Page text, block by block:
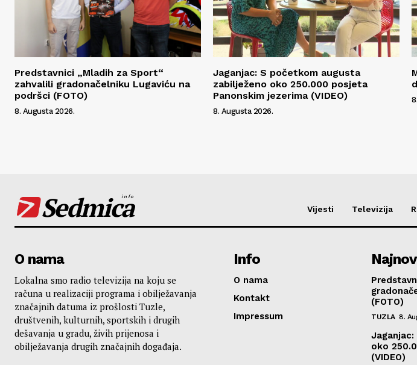
Predstavnici „Mladih za Sport“
zahvalili gradonačelniku Lugaviću na
podršci (FOTO)
8. Augusta 2026.
Jaganjac: S početkom augusta
zabilježeno oko 250.000 posjeta
Panonskim jezerima (VIDEO)
8. Augusta 2026.
Sedmica
info
Vijesti Televizija
O nama
Lokalna smo radio televizija na koju se
računa u realizaciji programa i obilježavanja
značajnih datuma iz prošlosti Tuzle,
društvenih, kulturnih, sportskih i drugih
dešavanja u gradu, živih prijenosa i
obilježavanja drugih značajnih događaja.
Info
O nama
Kontakt
Impressum
(FOTO)
TUZLA 8.
oko
(VIDEO)